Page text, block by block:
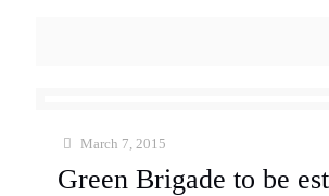
March 7, 2015
Green Brigade to be